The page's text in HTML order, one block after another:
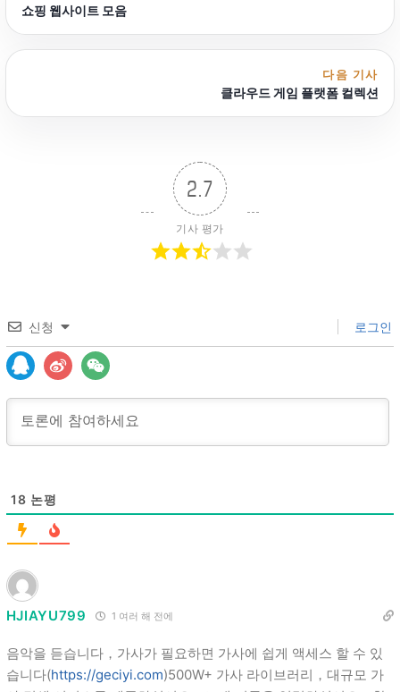
쇼핑 웹사이트 모음
다음 기사
클라우드 게임 플랫폼 컬렉션
2.7
기사 평가
신청 로그인
18 논평
HJIAYU799 1 여러 해 전에
음악을 듣습니다，가사가 필요하면 가사에 쉽게 액세스 할 수 있
습니다(https://geciyi.com)500W+ 가사 라이브러리，대규모 가